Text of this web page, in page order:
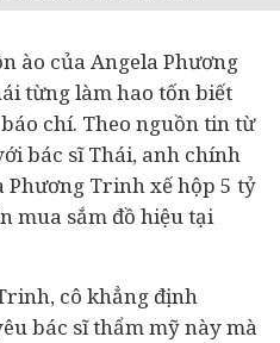
ào của Angela Phương
từng làm hao tốn biết
chí. Theo nguồn tin từ
bác sĩ Thái, anh chính
Phương Trinh xế hộp 5 tỷ
mua sắm đồ hiệu tại
cô khẳng định
bác sĩ thẩm mỹ này mà